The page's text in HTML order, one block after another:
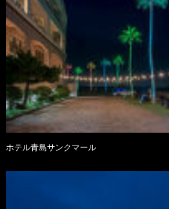
ホテル青島サンクマール